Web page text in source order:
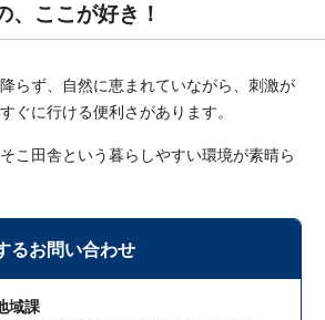
、ここが好き！
らず、自然に恵まれていながら、刺激が
ぐに行ける便利さがあります。
こ田舎という暮らしやすい環境が素晴ら
るお問い合わせ
域課